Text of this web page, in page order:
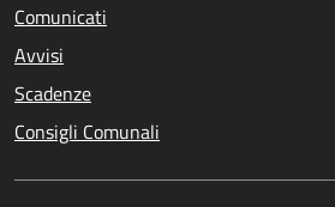
Comunicati
Avvisi
Scadenze
Consigli Comunali